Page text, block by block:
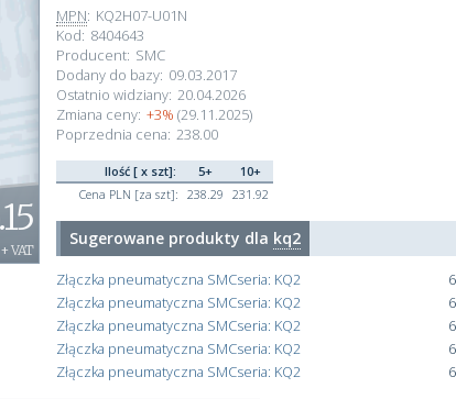
+ VAT
MPN: KQ2H07-U01N
Kod: 8404643
Producent: SMC
Dodany do bazy: 09.03.2017
Ostatnio widziany: 20.04.2026
Zmiana ceny: +3% (29.11.2025)
Poprzednia cena: 238.00
Ilość [ x szt]: 5+
10+
Cena PLN [za szt]:
238.29 231.92
Sugerowane produkty dla kq2
Złączka pneumatyczna SMCseria: KQ2
Złączka pneumatyczna SMCseria: KQ2
Złączka pneumatyczna SMCseria: KQ2
Złączka pneumatyczna SMCseria: KQ2
Złączka pneumatyczna SMCseria: KQ2